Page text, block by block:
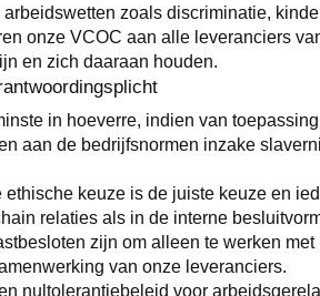
zoals discriminatie,
onze VCOC aan alle leveranciers
en zich daaraan houden.
in hoeverre, indien van
aan de bedrijfsnormen inzake
ethische keuze is de juiste keuze en
relaties als in de interne
zijn om alleen te werken
van onze leveranciers.
nultolerantiebeleid voor